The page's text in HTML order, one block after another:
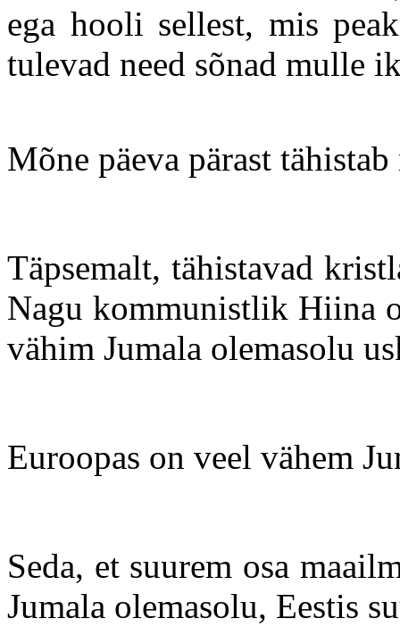
ega hooli sellest, mis
tulevad need sõnad mulle
Mõne päeva pärast
Täpsemalt, tähistavad
Nagu kommunistlik Hiina
vähim Jumala olemasolu
Euroopas on veel vähem
Seda, et suurem osa
Jumala olemasolu, Eestis